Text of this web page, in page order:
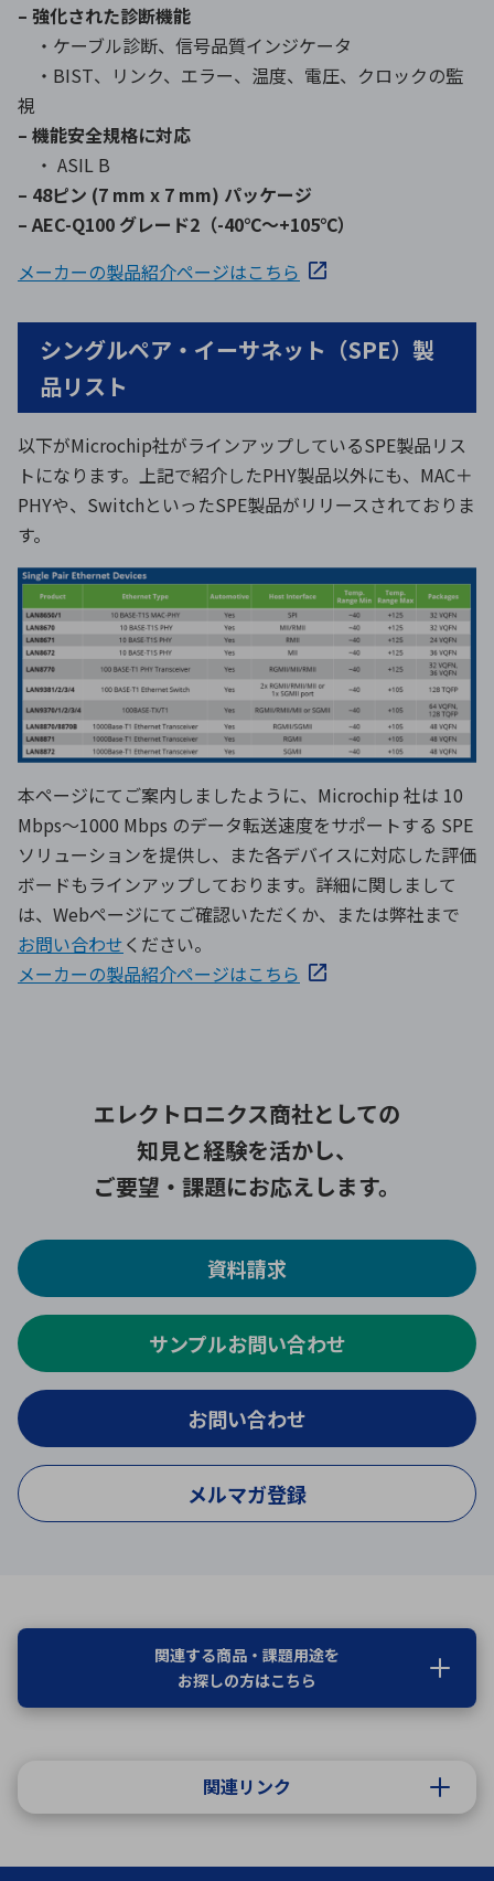
– 強化された診断機能
・ケーブル診断、信号品質インジケータ
・BIST、リンク、エラー、温度、電圧、クロックの監
視
– 機能安全規格に対応
・ ASIL B
– 48ピン (7 mm x 7 mm) パッケージ
– AEC-Q100 グレード2（-40℃〜+105℃）
メーカーの製品紹介ページはこちら
シングルペア・イーサネット（SPE）製
品リスト
以下がMicrochip社がラインアップしているSPE製品リス
トになります。上記で紹介したPHY製品以外にも、MAC＋
PHYや、SwitchといったSPE製品がリリースされておりま
す。
本ページにてご案内しましたように、Microchip 社は 10
Mbps～1000 Mbps のデータ転送速度をサポートする SPE
ソリューションを提供し、また各デバイスに対応した評価
ボードもラインアップしております。詳細に関しまして
は、Webページにてご確認いただくか、または弊社まで
お問い合わせください。
メーカーの製品紹介ページはこちら
エレクトロニクス商社としての
知見と経験を活かし、
ご要望・課題にお応えします。
資料請求
サンプルお問い合わせ
お問い合わせ
メルマガ登録
関連する商品・課題用途を
お探しの方はこちら
関連リンク